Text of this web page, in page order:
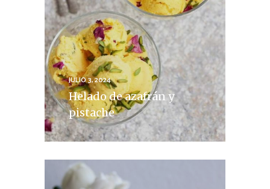
JULIO 3, 2024
Helado de azafrán y
pistache